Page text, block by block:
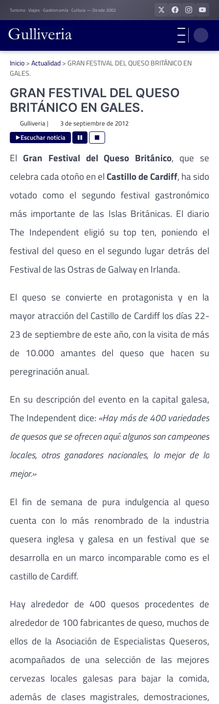
Skip
to
content
Turismo · Viajes · Gastronomía · Cultura — Desde 2002
Inicio>Actualidad>GRAN FESTIVAL DEL QUESO BRITÁNICO EN
GALES.
GRAN FESTIVAL DEL QUESO
BRITÁNICO EN GALES.
Gulliveria| 3 de septiembre de 2012
Escuchar noticia
El Gran Festival del Queso Británico, que se
celebra cada otoño en el Castillo de Cardiff, ha sido
votado como el segundo festival gastronómico
más importante de las Islas Británicas. El diario
The Independent eligió su top ten, poniendo el
festival del queso en el segundo lugar detrás del
Festival de las Ostras de Galway en Irlanda.
El queso se convierte en protagonista y en la
mayor atracción del Castillo de Cardiff los días 22-
23 de septiembre de este año, con la visita de más
de 10.000 amantes del queso que hacen su
peregrinación anual.
En su descripción del evento en la capital galesa,
The Independent dice: «Hay más de 400 variedades
de quesos que se ofrecen aquí: algunos son campeones
locales, otros ganadores nacionales, lo mejor de lo
mejor.»
El fin de semana de pura indulgencia al queso
cuenta con lo más renombrado de la industria
quesera inglesa y galesa en un festival que se
desarrolla en un marco incomparable como es el
castillo de Cardiff.
Hay alrededor de 400 quesos procedentes de
alrededor de 100 fabricantes de queso, muchos de
ellos de la Asociación de Especialistas Queseros,
acompañados de una selección de las mejores
cervezas locales galesas para bajar la comida,
además de clases magistrales, demostraciones,